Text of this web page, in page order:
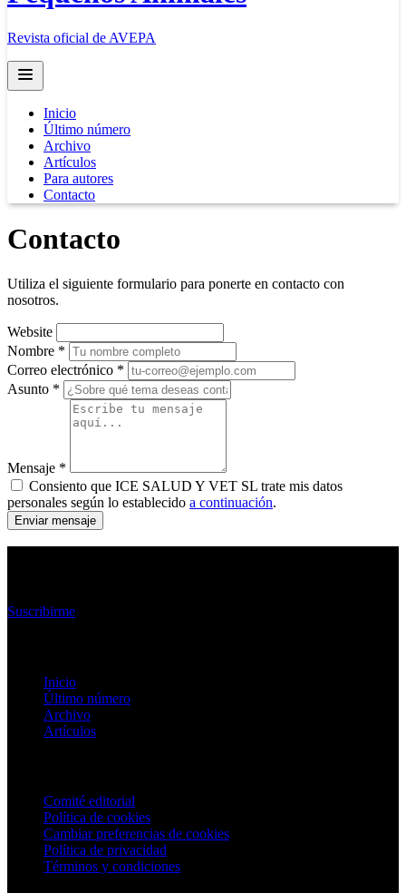
Revista oficial de AVEPA
Open main menu
Inicio
Último número
Archivo
Artículos
Para autores
Contacto
Contacto
Utiliza el siguiente formulario para ponerte en contacto con
nosotros.
Website
Nombre *
Correo electrónico *
Asunto *
Mensaje *
Consiento que ICE SALUD Y VET SL trate mis datos
personales según lo establecido a continuación.
Enviar mensaje
Suscribirme
Inicio
Último número
Archivo
Artículos
Comité editorial
Política de cookies
Cambiar preferencias de cookies
Política de privacidad
Términos y condiciones